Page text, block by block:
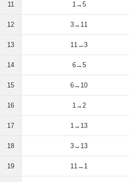
11 1→5
12 3→11
13 11→3
14 6→5
15 6→10
16 1→2
17 1→13
18 3→13
19 11→1